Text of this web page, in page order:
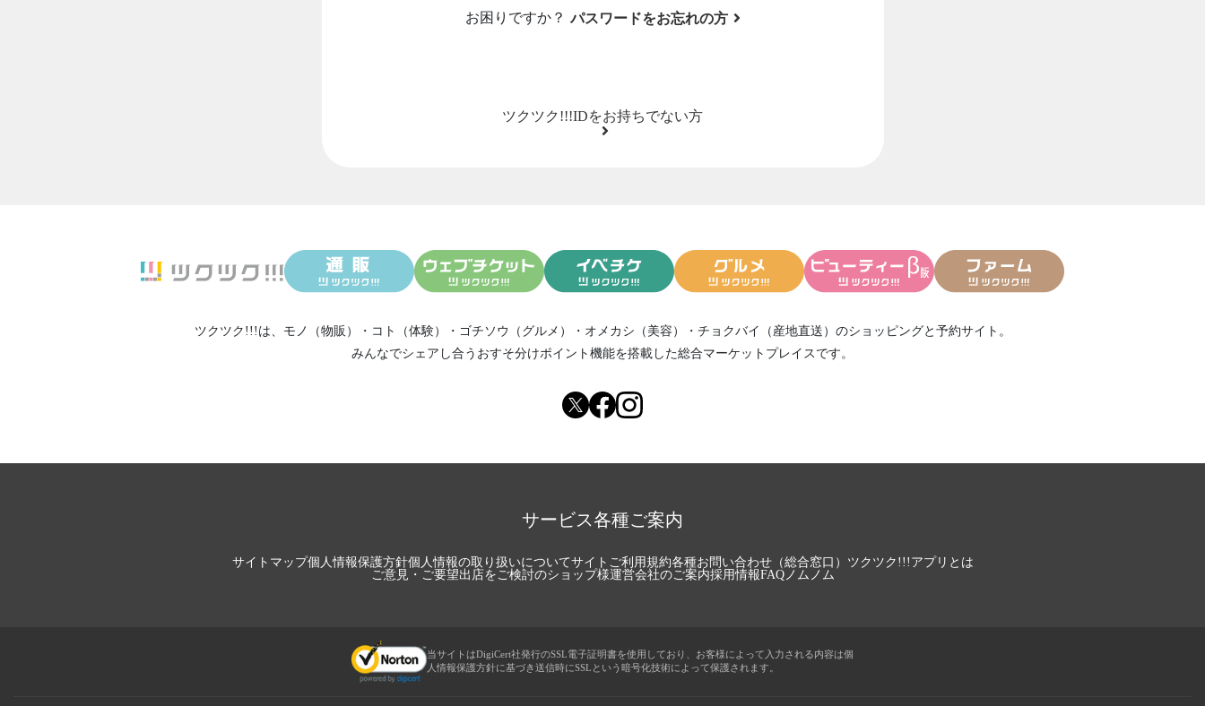
お困りですか？ パスワードをお忘れの方
ツクツク!!!IDをお持ちでない方
ツクツク!!!は、 モノ（物販） ・ コト（体験） ・ ゴチソウ（グルメ） ・ オメカシ（美容） ・ チョクバイ（産地直送） のショッピングと予約サイト。
みんなでシェアし合う おすそ分けポイント機能を搭載した総合マーケットプレイスです。
サービス各種ご案内
サイトマップ個人情報保護方針個人情報の取り扱いについてサイトご利用規約各種お問い合わせ（総合窓口） ツクツク!!!アプリとは
ご意見・ご要望出店をご検討のショップ様運営会社のご案内採用情報FAQノムノム
当サイトはDigiCert社発行のSSL電子証明書を使用しており、お客様によって入力される内容は個
人情報保護方針に基づき送信時にSSLという暗号化技術によって保護されます。